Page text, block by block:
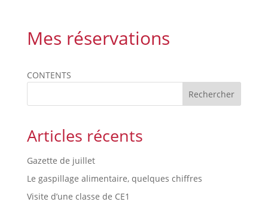
Mes réservations
CONTENTS
Rechercher
Articles récents
Gazette de juillet
Le gaspillage alimentaire, quelques chiffres
Visite d’une classe de CE1